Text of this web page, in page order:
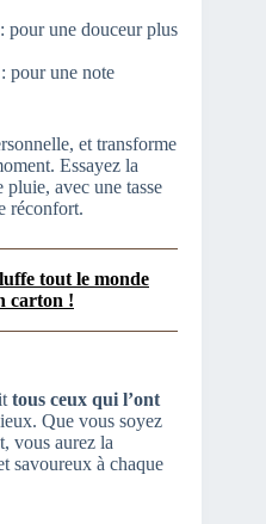
: pour une douceur plus
: pour une note
et transforme
Essayez la
pluie, avec une tasse
réconfort.
tout le monde
carton !
tous ceux qui l’ont
Que vous soyez
vous aurez la
savoureux à chaque